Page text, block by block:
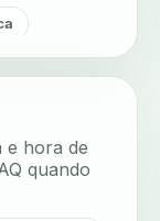
tratamento
e hora de
quando